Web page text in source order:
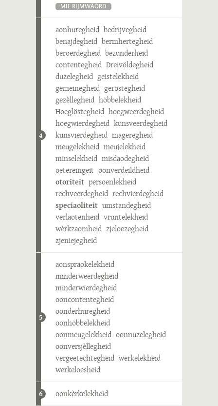
MIE RIJMWÄÖRD
4
aonhuregheid bedrijvegheid
benajdegheid bermhertegheid
beroerdegheid bezunderheid
contentegheid Dreivöldegheid
duzelegheid geistelekheid
gemeinegheid geröstegheid
gezèllegheid höbbelekheid
Hoeglöstegheid hoegweerdegheid
hoegwierdegheid kunsveerdegheid
kunsvierdegheid mageregheid
meugelekheid meujelekheid
minselekheid misdaodegheid
oetereingeit oonverdeildheid
otoriteit persoenlekheid
rechveerdegheid rechvierdegheid
speciaoliteit umstandegheid
verlaotenheid vruntelekheid
wèrkzaomheid zjeloezegheid
zjeniejegheid
5
aonspraokelekheid
minderweerdegheid
minderwierdegheid
ooncontentegheid
oonderhuregheid
oonhöbbelekheid
oonmeugelekheid oonnuzelegheid
oonversjèllegheid
vergeetechtegheid werkelekheid
werkeloesheid
6 oonkèrkelekheid